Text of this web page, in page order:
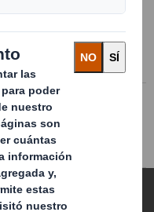
un mundo